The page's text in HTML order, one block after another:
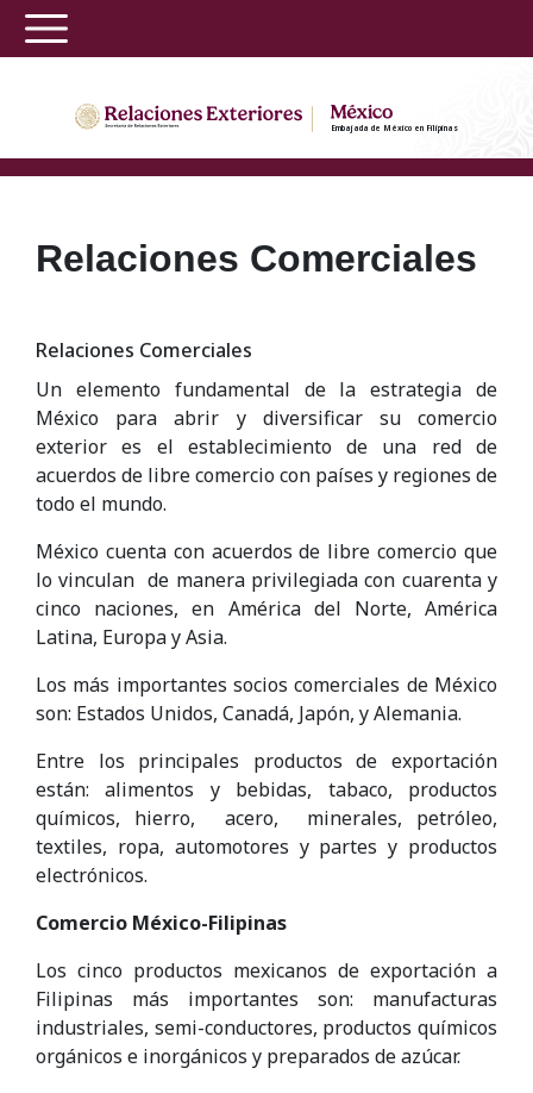
Embajada de México en Filipinas
Relaciones Comerciales
Relaciones Comerciales
Un elemento fundamental de la estrategia de
México para abrir y diversificar su comercio
exterior es el establecimiento de una red de
acuerdos de libre comercio con países y regiones de
todo el mundo.
México cuenta con acuerdos de libre comercio que
lo vinculan de manera privilegiada con cuarenta y
cinco naciones, en América del Norte, América
Latina, Europa y Asia.
Los más importantes socios comerciales de México
son: Estados Unidos, Canadá, Japón, y Alemania.
Entre los principales productos de exportación
están: alimentos y bebidas, tabaco, productos
químicos, hierro, acero, minerales, petróleo,
textiles, ropa, automotores y partes y productos
electrónicos.
Comercio México-Filipinas
Los cinco productos mexicanos de exportación a
Filipinas más importantes son: manufacturas
industriales, semi-conductores, productos químicos
orgánicos e inorgánicos y preparados de azúcar.